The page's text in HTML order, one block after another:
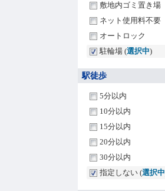
敷地内ゴミ置き場
ネット使用料不要
オートロック
駐輪場 (選択中)
駅徒歩
5分以内
10分以内
15分以内
20分以内
30分以内
指定しない (選択中